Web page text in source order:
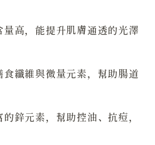
量高，能提升肌膚通透的光澤
食纖維與微量元素，幫助腸道
的鋅元素，幫助控油、抗痘，